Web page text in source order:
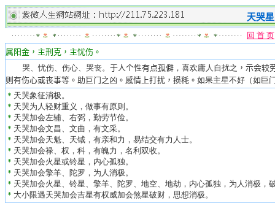
天哭星
回 首 页
属阳金 ，主刑克 ， 主忧伤。
哭、忧伤、伤心、哭丧。 于人个性有点孤僻 ，喜欢庸人自扰之 ，示会较
则有伤心或丧事等。 助巨门之凶 。 感情上打扰，损秏。 如果主星不好（如巨
＊ 天哭象征消极。
＊ 天哭为人轻财重义，做事有原则。
＊ 天哭加会左辅、右弼，勤劳节俭。
＊ 天哭加会文昌、文曲，有文采。
＊ 天哭加会天魁、天钺，有亲和力，易结交有力人士。
＊ 天哭加会禄、权，科，有魄力，名利双收。
＊ 天哭加会火星或铃星，内心孤独。
＊ 天哭加会擎羊、陀罗，为人消极。
＊ 天哭加会火星、铃星、擎羊、陀罗、地空、地劫，内心孤独，为人消极，
＊ 大小限遇天哭加会吉星有权威加会煞星破财，思想消极。